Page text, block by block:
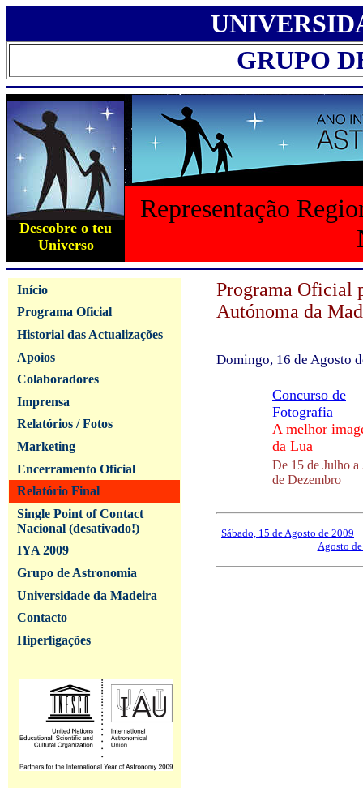
GRUPO
Descobre o teu
Universo
Representação
Início
Programa Oficial
Historial das Actualizações
Apoios
Colaboradores
Imprensa
Relatórios / Fotos
Marketing
Encerramento Oficial
Relatório Final
Single Point of Contact
Nacional (desativado!)
IYA 2009
Grupo de Astronomia
Universidade da Madeira
Contacto
Hiperligações
Programa Oficial
Autónoma da
Domingo, 16 de Agosto
Concurso de
Fotografia
A melhor
da Lua
De 15 de Julho a
de Dezembro
Sábado, 15 de Agosto de 2009
Agosto